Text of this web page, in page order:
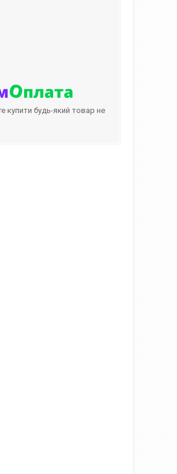
купити будь-який товар не